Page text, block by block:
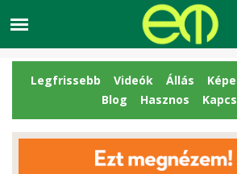
Legfrissebb Videók Állás
Blog
Hasznos